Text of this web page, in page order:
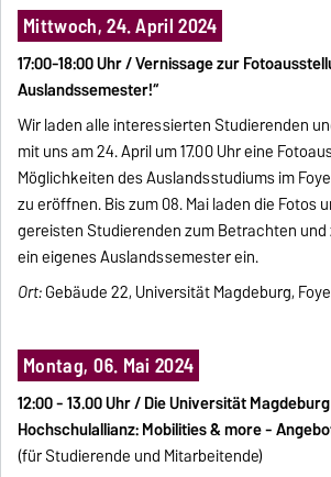
Mittwoch, 24. April 2024
17:00-18:00 Uhr / Vernissage zur
Auslandssemester!“
Wir laden alle interessierten Studierenden
mit uns am 24. April um 17.00 Uhr eine
Möglichkeiten des Auslandsstudiums im
zu eröffnen. Bis zum 08. Mai laden die Fotos
gereisten Studierenden zum Betrachten
ein eigenes Auslandssemester ein.
Ort:Gebäude 22, Universität Magdeburg,
Montag, 06. Mai 2024
12:00 - 13.00 Uhr / Die Universität Magdeburg
Hochschulallianz: Mobilities & more -
(für Studierende und Mitarbeitende)